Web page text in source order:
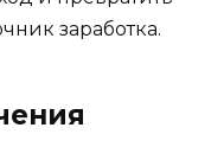
заработка.